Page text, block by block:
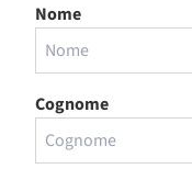
Nome
Cognome